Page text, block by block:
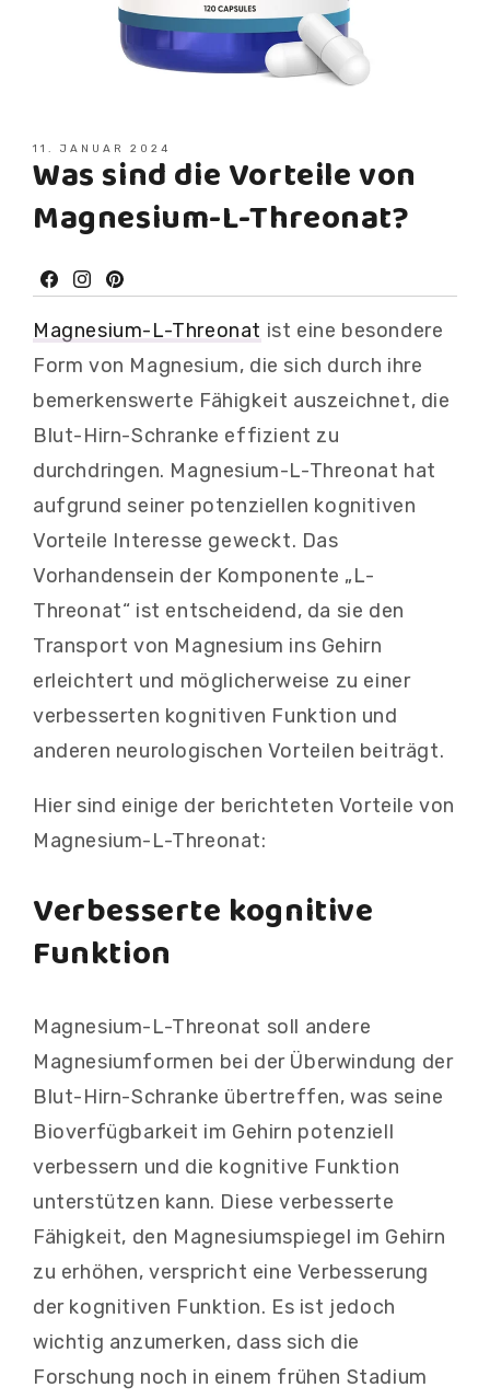
11. JANUAR 2024
Was sind die Vorteile von
Magnesium-L-Threonat?
Facebook
Instagram
Pinterest
Magnesium-L-Threonat ist eine besondere
Form von Magnesium, die sich durch ihre
bemerkenswerte Fähigkeit auszeichnet, die
Blut-Hirn-Schranke effizient zu
durchdringen. Magnesium-L-Threonat hat
aufgrund seiner potenziellen kognitiven
Vorteile Interesse geweckt. Das
Vorhandensein der Komponente „L-
Threonat“ ist entscheidend, da sie den
Transport von Magnesium ins Gehirn
erleichtert und möglicherweise zu einer
verbesserten kognitiven Funktion und
anderen neurologischen Vorteilen beiträgt.
Hier sind einige der berichteten Vorteile von
Magnesium-L-Threonat:
Verbesserte kognitive
Funktion
Magnesium-L-Threonat soll andere
Magnesiumformen bei der Überwindung der
Blut-Hirn-Schranke übertreffen, was seine
Bioverfügbarkeit im Gehirn potenziell
verbessern und die kognitive Funktion
unterstützen kann. Diese verbesserte
Fähigkeit, den Magnesiumspiegel im Gehirn
zu erhöhen, verspricht eine Verbesserung
der kognitiven Funktion. Es ist jedoch
wichtig anzumerken, dass sich die
Forschung noch in einem frühen Stadium